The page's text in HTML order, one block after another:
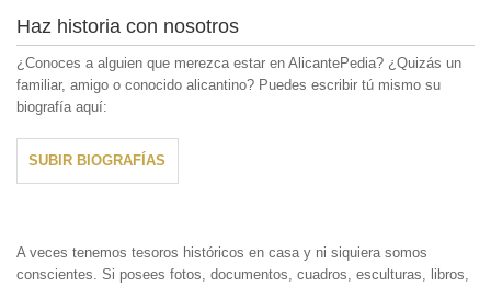
Haz historia con nosotros
¿Conoces a alguien que merezca estar en AlicantePedia? ¿Quizás un
familiar, amigo o conocido alicantino? Puedes escribir tú mismo su
biografía aquí:
SUBIR BIOGRAFÍAS
A veces tenemos tesoros históricos en casa y ni siquiera somos
conscientes. Si posees fotos, documentos, cuadros, esculturas, libros,